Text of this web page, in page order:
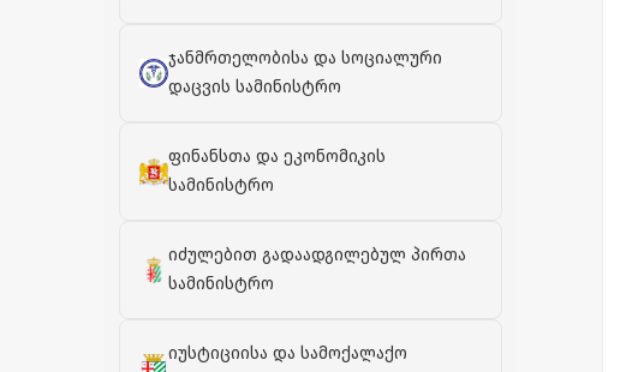
ჯანმრთელობისა და სოციალური
დაცვის სამინისტრო
ფინანსთა და ეკონომიკის
სამინისტრო
იძულებით გადაადგილებულ პირთა
სამინისტრო
იუსტიციისა და სამოქალაქო